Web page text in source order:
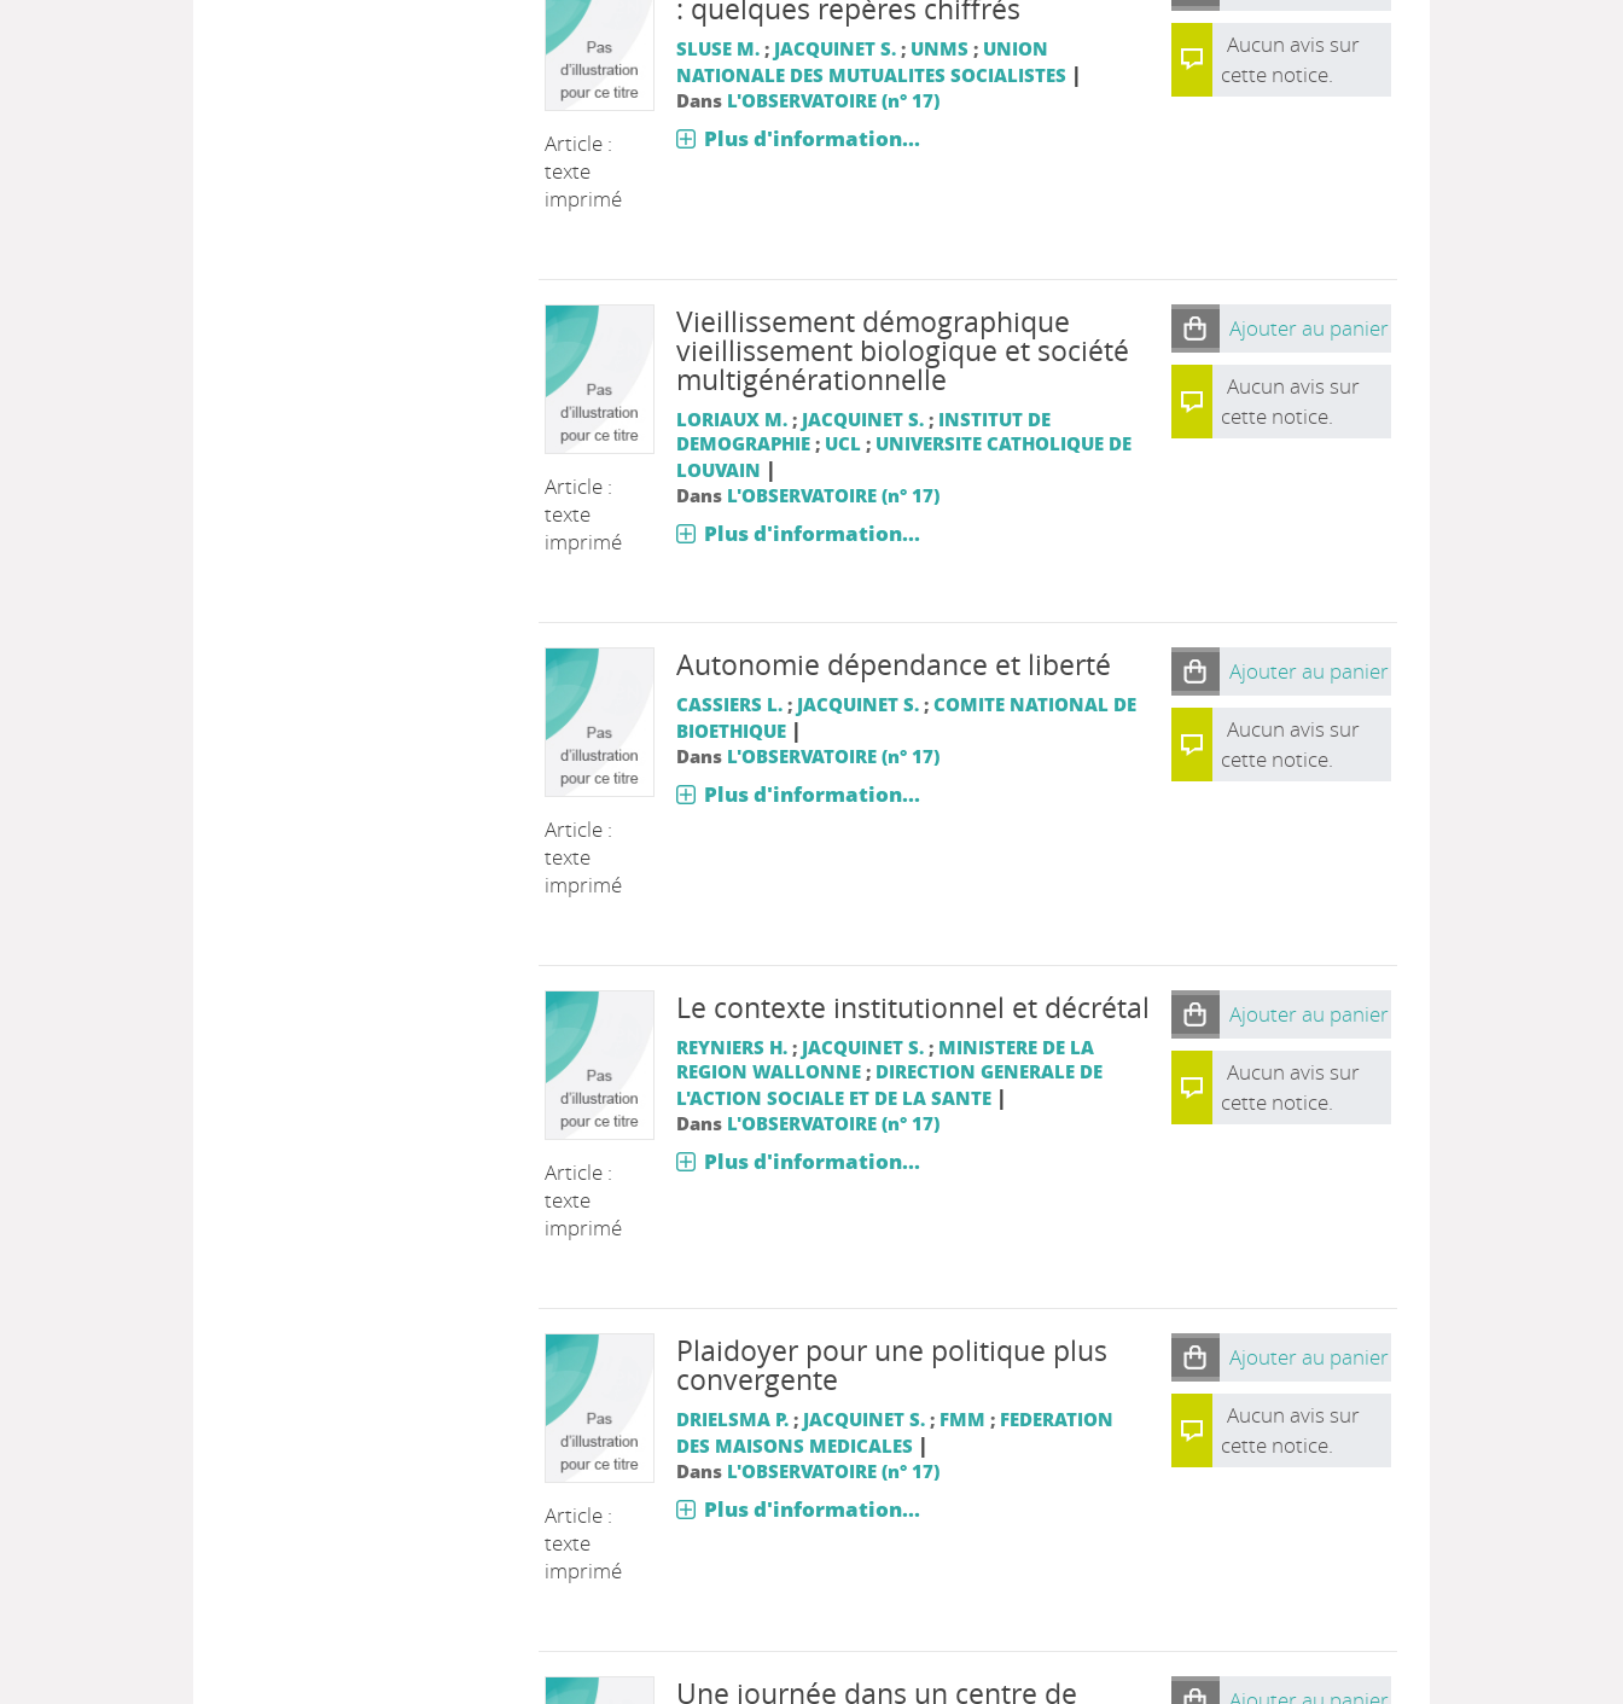
Article :
texte
imprimé
: quelques repères chiffrés
SLUSE M.; JACQUINET S.; UNMS; UNION
NATIONALE DES MUTUALITES SOCIALISTES |
Dans L'OBSERVATOIRE (n° 17)
Plus d'information...
Aucun avis sur
cette notice.
Article :
texte
imprimé
Vieillissement démographique
vieillissement biologique et société
multigénérationnelle
LORIAUX M.; JACQUINET S.; INSTITUT DE
DEMOGRAPHIE; UCL; UNIVERSITE CATHOLIQUE DE
LOUVAIN |
Dans L'OBSERVATOIRE (n° 17)
Plus d'information...
Ajouter au panier
Aucun avis sur
cette notice.
Article :
texte
imprimé
Autonomie dépendance et liberté
CASSIERS L.; JACQUINET S.; COMITE NATIONAL DE
BIOETHIQUE |
Dans L'OBSERVATOIRE (n° 17)
Plus d'information...
Ajouter au panier
Aucun avis sur
cette notice.
Article :
texte
imprimé
Le contexte institutionnel et décrétal
REYNIERS H.; JACQUINET S.; MINISTERE DE LA
REGION WALLONNE; DIRECTION GENERALE DE
L'ACTION SOCIALE ET DE LA SANTE |
Dans L'OBSERVATOIRE (n° 17)
Plus d'information...
Ajouter au panier
Aucun avis sur
cette notice.
Article :
texte
imprimé
Plaidoyer pour une politique plus
convergente
DRIELSMA P.; JACQUINET S.; FMM ; FEDERATION
DES MAISONS MEDICALES |
Dans L'OBSERVATOIRE (n° 17)
Plus d'information...
Ajouter au panier
Aucun avis sur
cette notice.
Une journée dans un centre de